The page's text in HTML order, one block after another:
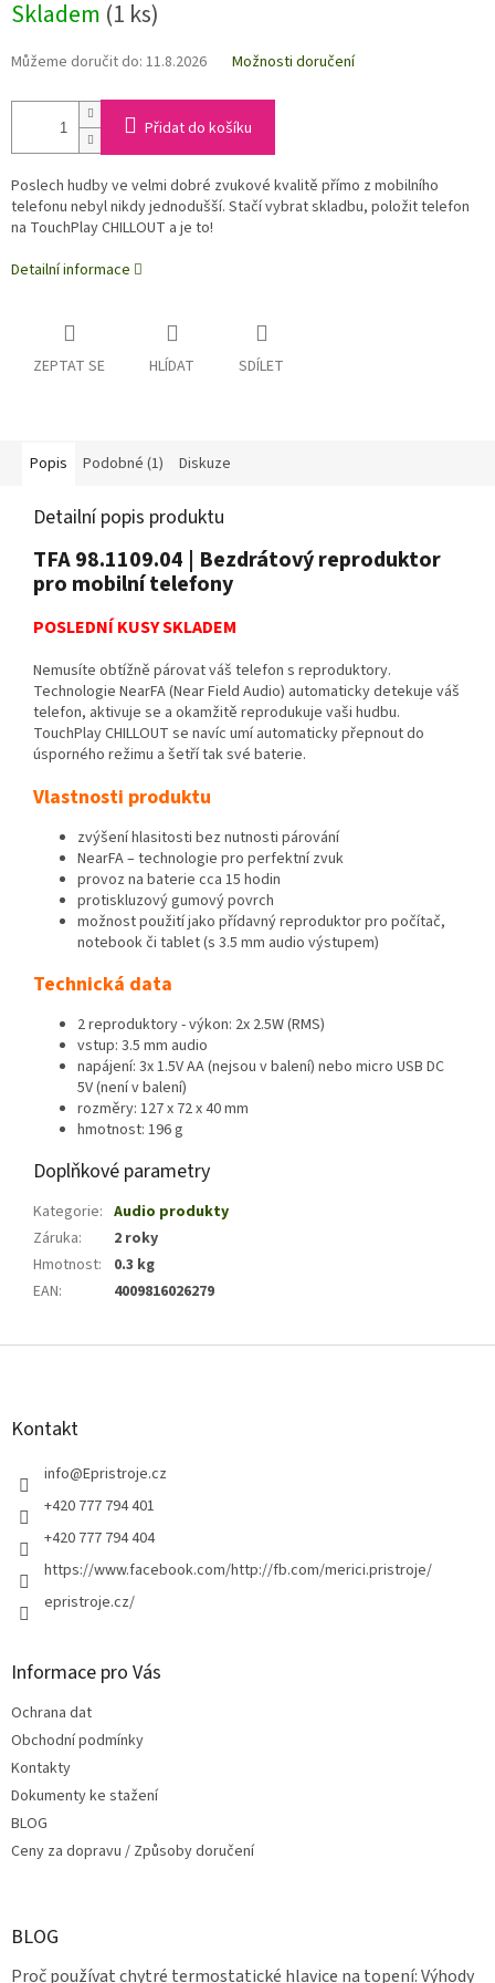
Skladem (1 ks)
Můžeme doručit do: 11.8.2026 Možnosti doručení
Přidat do košíku
Poslech hudby ve velmi dobré zvukové kvalitě přímo z mobilního
telefonu nebyl nikdy jednodušší. Stačí vybrat skladbu, položit telefon
na TouchPlay CHILLOUT a je to!
Detailní informace
ZEPTAT SE HLÍDAT SDÍLET
Popis Podobné (1) Diskuze
Detailní popis produktu
TFA 98.1109.04 | Bezdrátový reproduktor
pro mobilní telefony
POSLEDNÍ KUSY SKLADEM
Nemusíte obtížně párovat váš telefon s reproduktory.
Technologie NearFA (Near Field Audio) automaticky detekuje váš
telefon, aktivuje se a okamžitě reprodukuje vaši hudbu.
TouchPlay CHILLOUT se navíc umí automaticky přepnout do
úsporného režimu a šetří tak své baterie.
Vlastnosti produktu
zvýšení hlasitosti bez nutnosti párování
NearFA – technologie pro perfektní zvuk
provoz na baterie cca 15 hodin
protiskluzový gumový povrch
možnost použití jako přídavný reproduktor pro počítač,
notebook či tablet (s 3.5 mm audio výstupem)
Technická data
2 reproduktory - výkon: 2x 2.5W (RMS)
vstup: 3.5 mm audio
napájení: 3x 1.5V AA (nejsou v balení) nebo micro USB DC
5V (není v balení)
rozměry: 127 x 72 x 40 mm
hmotnost: 196 g
Doplňkové parametry
Kategorie: Audio produkty
Záruka:
2 roky
Hmotnost:
0.3 kg
EAN: 4009816026279
Z
Kontakt
info@Epristroje.cz
+420 777 794 401
+420 777 794 404
https://www.facebook.com/http://fb.com/merici.pristroje/
epristroje.cz/
Informace pro Vás
Ochrana dat
Obchodní podmínky
Kontakty
Dokumenty ke stažení
BLOG
Ceny za dopravu / Způsoby doručení
BLOG
Proč používat chytré termostatické hlavice na topení: Výhody